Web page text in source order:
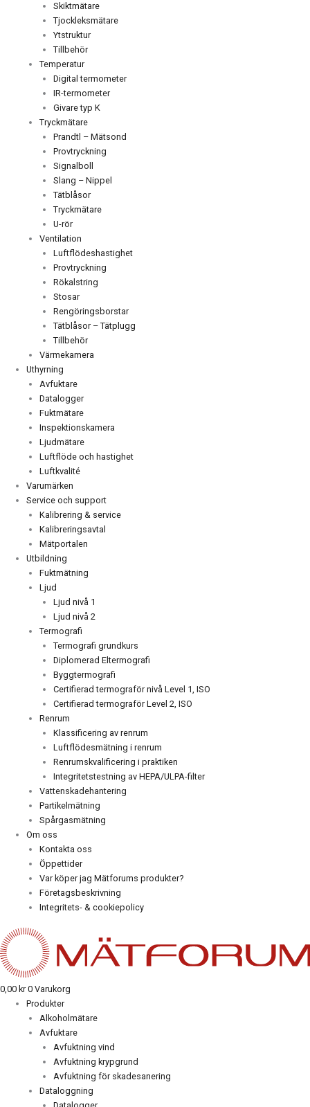
Skiktmätare
Tjockleksmätare
Ytstruktur
Tillbehör
Temperatur
Digital termometer
IR-termometer
Givare typ K
Tryckmätare
Prandtl – Mätsond
Provtryckning
Signalboll
Slang – Nippel
Tätblåsor
Tryckmätare
U-rör
Ventilation
Luftflödeshastighet
Provtryckning
Rökalstring
Stosar
Rengöringsborstar
Tätblåsor – Tätplugg
Tillbehör
Värmekamera
Uthyrning
Avfuktare
Datalogger
Fuktmätare
Inspektionskamera
Ljudmätare
Luftflöde och hastighet
Luftkvalité
Varumärken
Service och support
Kalibrering & service
Kalibreringsavtal
Mätportalen
Utbildning
Fuktmätning
Ljud
Ljud nivå 1
Ljud nivå 2
Termografi
Termografi grundkurs
Diplomerad Eltermografi
Byggtermografi
Certifierad termograför nivå Level 1, ISO
Certifierad termograför Level 2, ISO
Renrum
Klassificering av renrum
Luftflödesmätning i renrum
Renrumskvalificering i praktiken
Integritetstestning av HEPA/ULPA-filter
Vattenskadehantering
Partikelmätning
Spårgasmätning
Om oss
Kontakta oss
Öppettider
Var köper jag Mätforums produkter?
Företagsbeskrivning
Integritets- & cookiepolicy
0,00 kr 0 Varukorg
Produkter
Alkoholmätare
Avfuktare
Avfuktning vind
Avfuktning krypgrund
Avfuktning för skadesanering
Dataloggning